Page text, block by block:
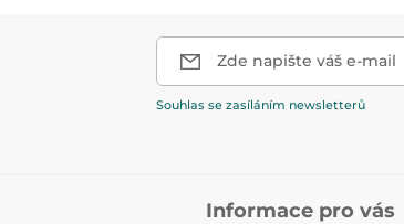
Zde napište váš e-mail
Souhlas se zasíláním newsletterů
Informace pro vás